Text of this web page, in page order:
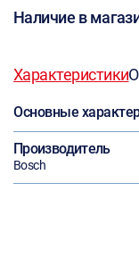
Наличие в
Характеристики
Основные
Производитель
Bosch